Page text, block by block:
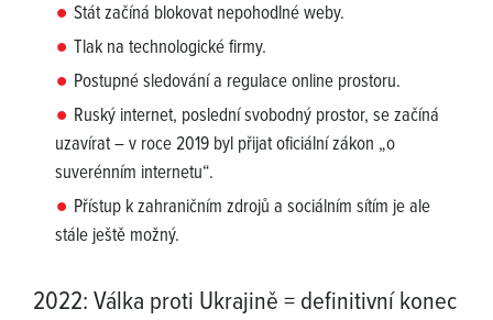
Stát začíná blokovat nepohodlné weby.
Tlak na technologické firmy.
Postupné sledování a regulace online prostoru.
Ruský internet, poslední svobodný prostor, se začíná
uzavírat – v roce 2019 byl přijat oficiální zákon „o
suverénním internetu“.
Přístup k zahraničním zdrojů a sociálním sítím je ale
stále ještě možný.
2022: Válka proti Ukrajině = definitivní konec